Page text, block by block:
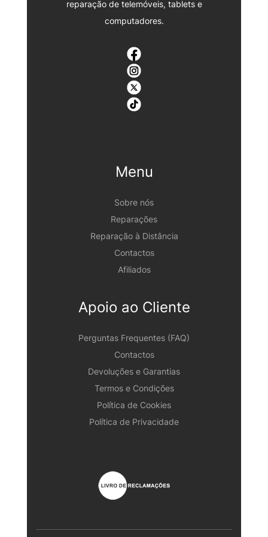
reparação de telemóveis, tablets e
computadores.
Menu
Sobre nós
Reparações
Reparação à Distância
Contactos
Afiliados
Apoio ao Cliente
Perguntas Frequentes (FAQ)
Contactos
Devoluções e Garantias
Termos e Condições
Política de Cookies
Política de Privacidade